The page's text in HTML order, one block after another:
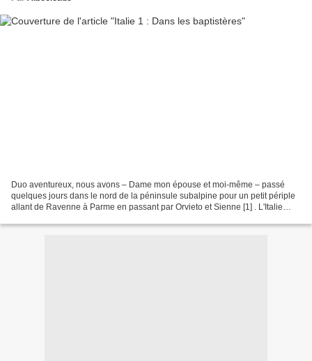
Duo aventureux, nous avons – Dame mon épouse et moi-même – passé
quelques jours dans le nord de la péninsule subalpine pour un petit périple
allant de Ravenne à Parme en passant par Orvieto et Sienne [1] . L'Italie